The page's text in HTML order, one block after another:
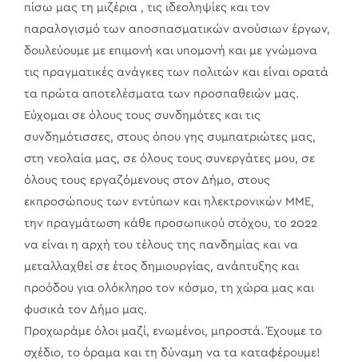
πίσω μας τη μιζέρια , τις ιδεοληψίες και τον
παραλογισμό των αποσπασματικών ανούσιων έργων,
δουλεύουμε με επιμονή και υπομονή και με γνώμονα
τις πραγματικές ανάγκες των πολιτών και είναι ορατά
τα πρώτα αποτελέσματα των προσπαθειών μας.
Εύχομαι σε όλους τους συνδημότες και τις
συνδημότισσες, στους όπου γης συμπατριώτες μας,
στη νεολαία μας, σε όλους τους συνεργάτες μου, σε
όλους τους εργαζόμενους στον Δήμο, στους
εκπροσώπους των εντύπων και ηλεκτρονικών ΜΜΕ,
την πραγμάτωση κάθε προσωπικού στόχου, το 2022
να είναι η αρχή του τέλους της πανδημίας και να
μεταλλαχθεί σε έτος δημιουργίας, ανάπτυξης και
προόδου για ολόκληρο τον κόσμο, τη χώρα μας και
φυσικά τον Δήμο μας.
Προχωράμε όλοι μαζί, ενωμένοι, μπροστά. Έχουμε το
σχέδιο, το όραμα και τη δύναμη να τα καταφέρουμε!